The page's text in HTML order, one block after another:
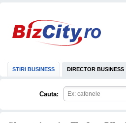
STIRI BUSINESS DIRECTOR BUSINESS
Cauta: